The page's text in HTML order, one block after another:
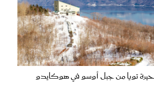
تويا من جبل أوسو في هوكايدو